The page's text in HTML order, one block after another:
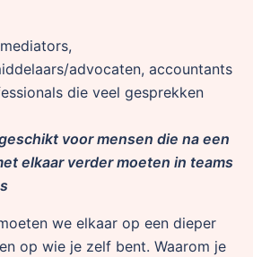
advocaten, accountants
die veel gesprekken
voor mensen die na een
elkaar verder moeten in teams
we elkaar op een dieper
op wie je zelf bent. Waarom je